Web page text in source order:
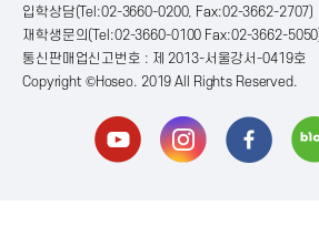
입학상담(Tel:02-3660-0200, Fax:02-3662-2707)
재학생문의(Tel:02-3660-0100 Fax:02-3662-5050)
통신판매업신고번호 : 제 2013-서울강서-0419호
Copyright ©Hoseo. 2019 All Rights Reserved.